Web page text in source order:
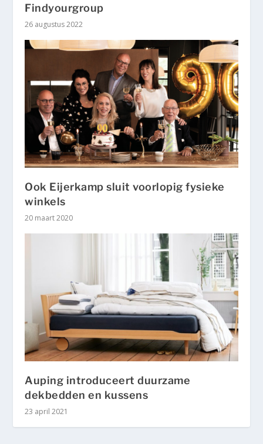
Findyourgroup
26 augustus 2022
Ook Eijerkamp sluit voorlopig fysieke
winkels
20 maart 2020
Auping introduceert duurzame
dekbedden en kussens
23 april 2021